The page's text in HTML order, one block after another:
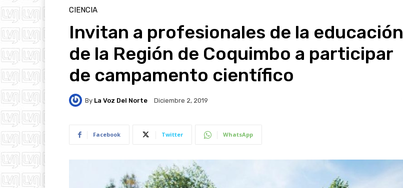
CIENCIA
Invitan a profesionales de la educación
de la Región de Coquimbo a participar
de campamento científico
By La Voz Del Norte Diciembre 2, 2019
Facebook Twitter WhatsApp